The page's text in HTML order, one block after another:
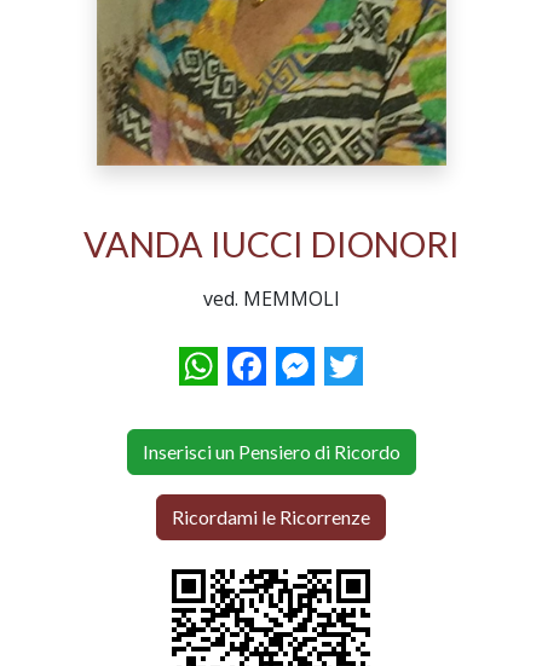
VANDA IUCCI DIONORI
ved. MEMMOLI
WhatsAppFacebookMessenger
Twitter
Inserisci un Pensiero di Ricordo
Ricordami le Ricorrenze